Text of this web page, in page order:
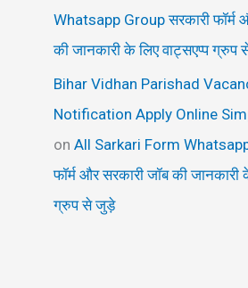
Whatsapp Group सरकारी फॉर्म
की जानकारी के लिए वाट्सएप्प ग्रुप
Bihar Vidhan Parishad
Notification Apply Online
onAll Sarkari Form
फॉर्म और सरकारी जॉब की जानकारी
ग्रुप से जुड़े